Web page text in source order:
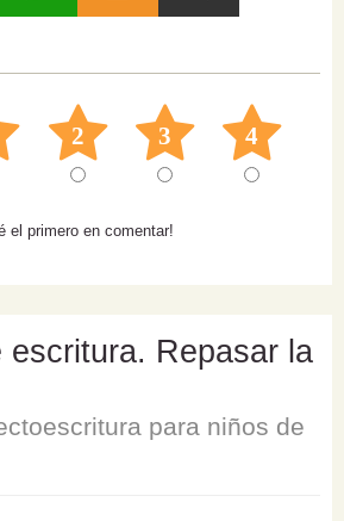
2 3 4
el primero en comentar!
escritura. Repasar la
para niños de